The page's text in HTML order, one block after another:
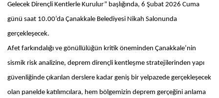
Gelecek Dirençli Kentlerle Kurulur” başlığında, 6 Şubat 2026 Cuma
günü saat 10.00’da Çanakkale Belediyesi Nikah Salonunda
gerçekleşecek.
Afet farkındalığı ve gönüllülüğün kritik öneminden Çanakkale’nin
sismik risk analizine, deprem dirençli kentleşme stratejilerinden yapı
güvenliğinde çıkarılan derslere kadar geniş bir yelpazede gerçekleşecek
olan panelde katılımcılara, hem bölgemizin deprem gerçeğini anlama